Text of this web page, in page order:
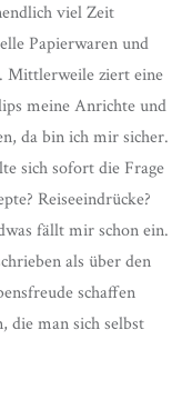
viel Zeit
Papierwaren und
Mittlerweile ziert eine
meine Anrichte und
da bin ich mir sicher.
sich sofort die Frage
Reiseeindrücke?
fällt mir schon ein.
als über den
schaffen
die man sich selbst